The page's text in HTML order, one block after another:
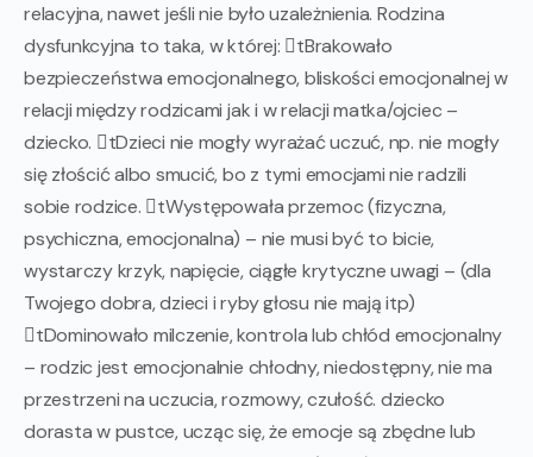
relacyjna, nawet jeśli nie było uzależnienia. Rodzina
dysfunkcyjna to taka, w której: tBrakowało
bezpieczeństwa emocjonalnego, bliskości emocjonalnej w
relacji między rodzicami jak i w relacji matka/ojciec –
dziecko. tDzieci nie mogły wyrażać uczuć, np. nie mogły
się złościć albo smucić, bo z tymi emocjami nie radzili
sobie rodzice. tWystępowała przemoc (fizyczna,
psychiczna, emocjonalna) – nie musi być to bicie,
wystarczy krzyk, napięcie, ciągłe krytyczne uwagi – (dla
Twojego dobra, dzieci i ryby głosu nie mają itp)
tDominowało milczenie, kontrola lub chłód emocjonalny
– rodzic jest emocjonalnie chłodny, niedostępny, nie ma
przestrzeni na uczucia, rozmowy, czułość. dziecko
dorasta w pustce, ucząc się, że emocje są zbędne lub